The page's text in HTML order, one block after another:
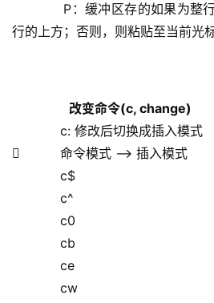
P：缓冲区存的如果为整行
行的上方；否则，则粘贴至当前光
改变命令(c, change)
c: 修改后切换成插入模式
          命令模式 –> 插入模式
c$
c^
c0
cb
ce
cw